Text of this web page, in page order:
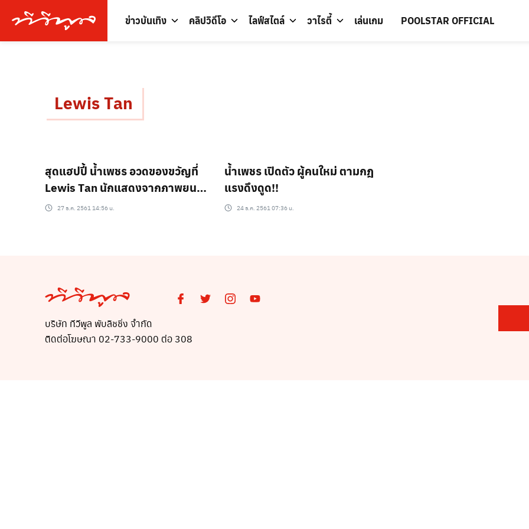
ข่าวบันเทิง คลิปวิดีโอ ไลฟ์สไตล์ วาไรตี้ เล่นเกม POOLSTAR OFFICIAL
Lewis Tan
สุดแฮปปี้ น้ำเพชร อวดของขวัญที่
Lewis Tan นักแสดงจากภาพยนตร์
เดดพูล 2 มอบให้
27 ธ.ค. 2561 14:56 น.
น้ำเพชร เปิดตัว ผู้คนใหม่ ตามกฎ
แรงดึงดูด!!
24 ธ.ค. 2561 07:36 น.
บริษัท ทีวีพูล พับลิชชิ่ง จำกัด
ติดต่อโฆษณา 02-733-9000 ต่อ 308